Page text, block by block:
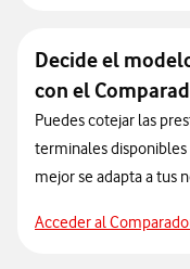
Decide el
con el
Puedes cotejar las
terminales
mejor se adapta a tus
Acceder al